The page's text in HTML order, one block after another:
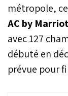
métropole, ce
AC by
avec 127
débuté en
prévue pour